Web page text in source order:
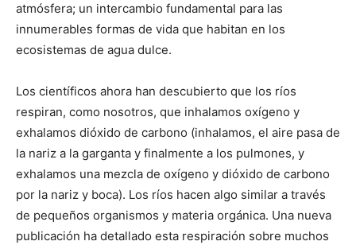
atmósfera; un intercambio fundamental para las
innumerables formas de vida que habitan en los
ecosistemas de agua dulce.
Los científicos ahora han descubierto que los ríos
respiran, como nosotros, que inhalamos oxígeno y
exhalamos dióxido de carbono (inhalamos, el aire pasa de
la nariz a la garganta y finalmente a los pulmones, y
exhalamos una mezcla de oxígeno y dióxido de carbono
por la nariz y boca). Los ríos hacen algo similar a través
de pequeños organismos y materia orgánica. Una nueva
publicación ha detallado esta respiración sobre muchos